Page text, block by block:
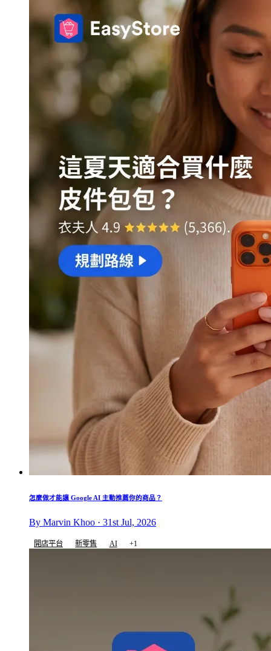
怎麼做才能讓 Google AI 主動推薦你的商品？
By Marvin Khoo · 31st Jul, 2026
開店平台 新零售 AI +1